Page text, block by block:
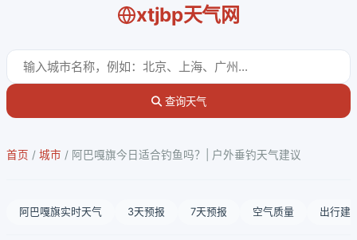
xtjbp天气网
查询天气
首页 / 城市 / 阿巴嘎旗今日适合钓鱼吗？| 户外垂钓天气建议
阿巴嘎旗实时天气 3天预报 7天预报 空气质量 出行建